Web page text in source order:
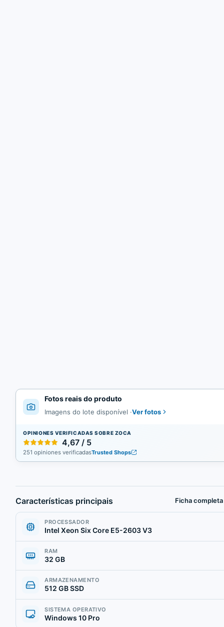
Fotos reais do produto
Imagens do lote disponível ·Ver fotos
OPINIONES VERIFICADAS SOBRE ZOCA
4,67 / 5
251 opiniones verificadasTrusted Shops
Características principais Ficha completa
PROCESSADOR
Intel Xeon Six Core E5-2603 V3
RAM
32 GB
ARMAZENAMENTO
512 GB SSD
SISTEMA OPERATIVO
Windows 10 Pro